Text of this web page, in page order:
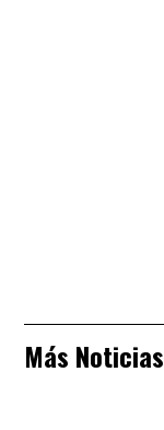
Más Noticias